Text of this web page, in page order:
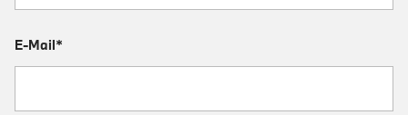
E-Mail*